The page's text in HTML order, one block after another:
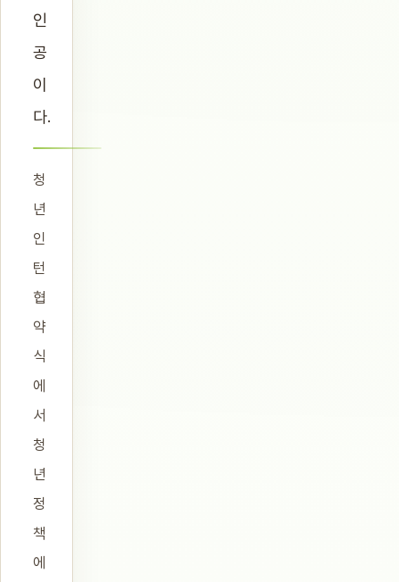
인
공
이
다.
청
년
인
턴
협
약
식
에
서
청
년
정
책
에